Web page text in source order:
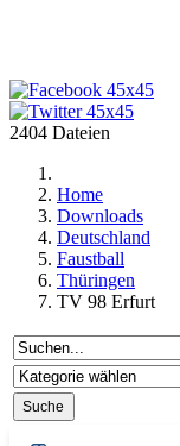
2404 Dateien
Home
Downloads
Deutschland
Faustball
Thüringen
TV 98 Erfurt